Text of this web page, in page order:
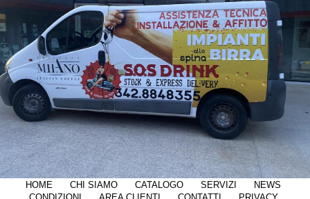
HOME CHI SIAMO CATALOGO SERVIZI
NEWS